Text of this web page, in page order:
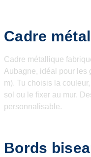
Cadre
Cadre métallique
Aubagne, idéal pour les
m). Tu choisis la
sol ou le fixer au mur.
personnalisable.
Bords